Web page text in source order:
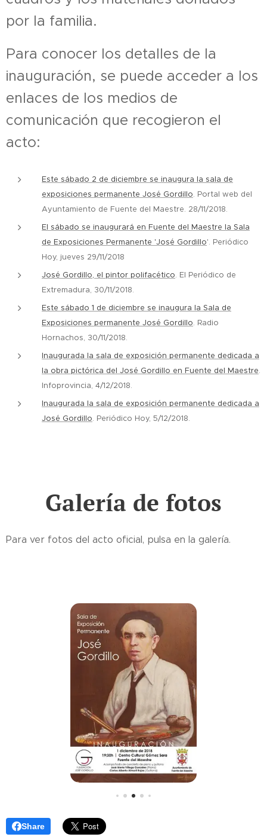
por la familia.
Para conocer los detalles de la
inauguración, se puede acceder a los
enlaces de los medios de
comunicación que recogieron el
acto:
Este sábado 2 de diciembre se inaugura la sala de
exposiciones permanente José Gordillo. Portal web del
Ayuntamiento de Fuente del Maestre. 28/11/2018.
El sábado se inaugurará en Fuente del Maestre la Sala
de Exposiciones Permanente 'José Gordillo'. Periódico
Hoy, jueves 29/11/2018
José Gordillo, el pintor polifacético. El Periódico de
Extremadura, 30/11/2018.
Este sábado 1 de diciembre se inaugura la Sala de
Exposiciones permanente José Gordillo. Radio
Hornachos, 30/11/2018.
Inaugurada la sala de exposición permanente dedicada a
la obra pictórica del José Gordillo en Fuente del Maestre.
Infoprovincia, 4/12/2018.
Inaugurada la sala de exposición permanente dedicada a
José Gordillo. Periódico Hoy, 5/12/2018.
Galería de fotos
Para ver fotos del acto oficial, pulsa en la galería.
Share